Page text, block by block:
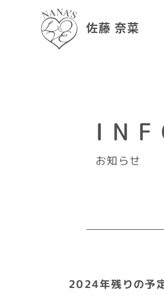
佐藤 奈菜
お知らせ
2024年残りの予